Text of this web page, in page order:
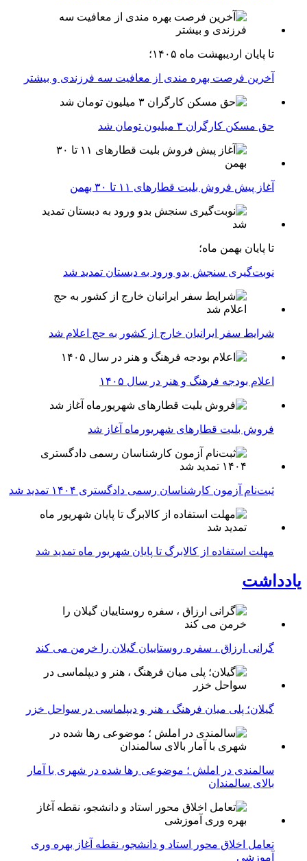
تا پایان اردیبهشت ماه ۱۴۰۵؛
آخرین فرصت بهره مندی از معافیت سه فرزندی و بیشتر
حق مسکن کارگران ۳ میلیون تومان شد
آغاز پیش فروش بلیت‌ قطارهای ۱۱ تا ۳۰ بهمن
تا پایان بهمن ماه؛
نوبت‌گیری سنجش بدو ورود به دبستان تمدید شد
شرایط سفر ایرانیان خارج از کشور به حج اعلام شد
اعلام بودجه فرهنگ و هنر در سال ۱۴۰۵
فروش بلیت قطارهای شهریورماه آغاز شد
ثبت‌نام آزمون کارشناسان رسمی دادگستری ۱۴۰۴ تمدید شد
مهلت استفاده از کالابرگ تا پایان شهریور ماه تمدید شد
یادداشت
گرانی ارزاق ، سفره روستاییان گیلان را خرمن می کند
گیلان؛ پلی میان فرهنگ ، هنر و دیپلماسی در سواحل خزر
سالمندی در املش ؛ موضوعی رها شده در شهری با آمار
بالای سالمندان
تعامل اخلاق‌ محور استاد و دانشجو، نقطه آغاز بهره ‌وری
آموزشی